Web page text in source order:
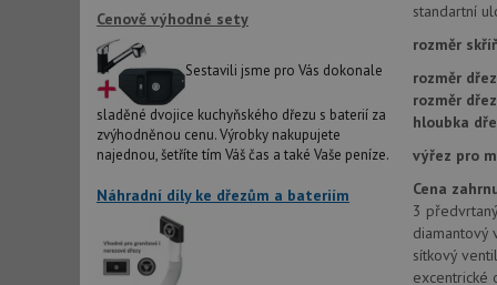
Cenově výhodné sety
Sestavili jsme pro Vás dokonale
sladěné dvojice kuchyňského dřezu s baterií za
zvýhodněnou cenu. Výrobky nakupujete
najednou, šetříte tím Váš čas a také Vaše peníze.
Náhradní díly ke dřezům a bateriím
standartní
rozměr
rozměr
rozměr
hloubka
výřez pro
Cena
3
diamantový
sítkový
excentrické
AUTORIZACE
Název